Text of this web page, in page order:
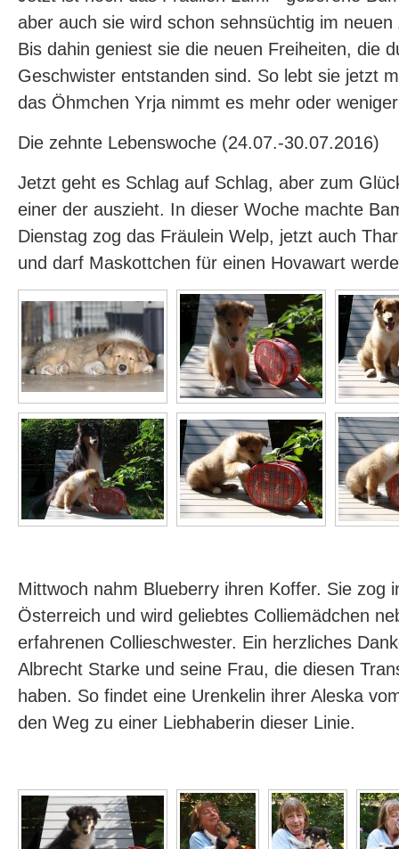
aber auch sie wird schon sehnsüchtig im
Bis dahin geniest sie die neuen Freiheiten, die
Geschwister entstanden sind. So lebt sie jetzt
das Öhmchen Yrja nimmt es mehr oder
Die zehnte Lebenswoche (24.07.-30.07.2016)
Jetzt geht es Schlag auf Schlag, aber zum
einer der auszieht. In dieser Woche machte
Dienstag zog das Fräulein Welp, jetzt auch
und darf Maskottchen für einen Hovawart
Mittwoch nahm Blueberry ihren Koffer. Sie zog
Österreich und wird geliebtes Colliemädchen
erfahrenen Collieschwester. Ein herzliches
Albrecht Starke und seine Frau, die diesen
haben. So findet eine Urenkelin ihrer Aleska
den Weg zu einer Liebhaberin dieser Linie.